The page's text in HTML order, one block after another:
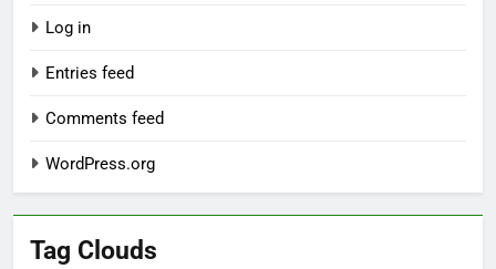
Log in
Entries feed
Comments feed
WordPress.org
Tag Clouds